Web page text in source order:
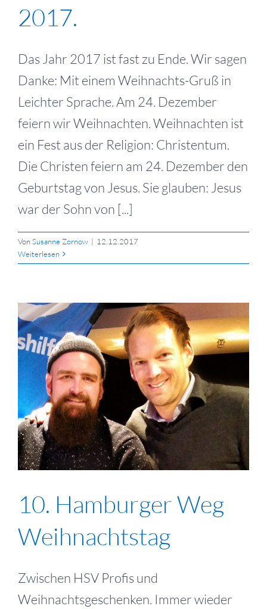
2017.
Das Jahr 2017 ist fast zu Ende. Wir sagen
Danke: Mit einem Weihnachts-Gruß in
Leichter Sprache. Am 24. Dezember
feiern wir Weihnachten. Weihnachten ist
ein Fest aus der Religion: Christentum.
Die Christen feiern am 24. Dezember den
Geburtstag von Jesus. Sie glauben: Jesus
war der Sohn von [...]
VonSusanne Zornow | 12.12.2017
Weiterlesen
10. Hamburger Weg
Weihnachtstag
Zwischen HSV Profis und
Weihnachtsgeschenken. Immer wieder